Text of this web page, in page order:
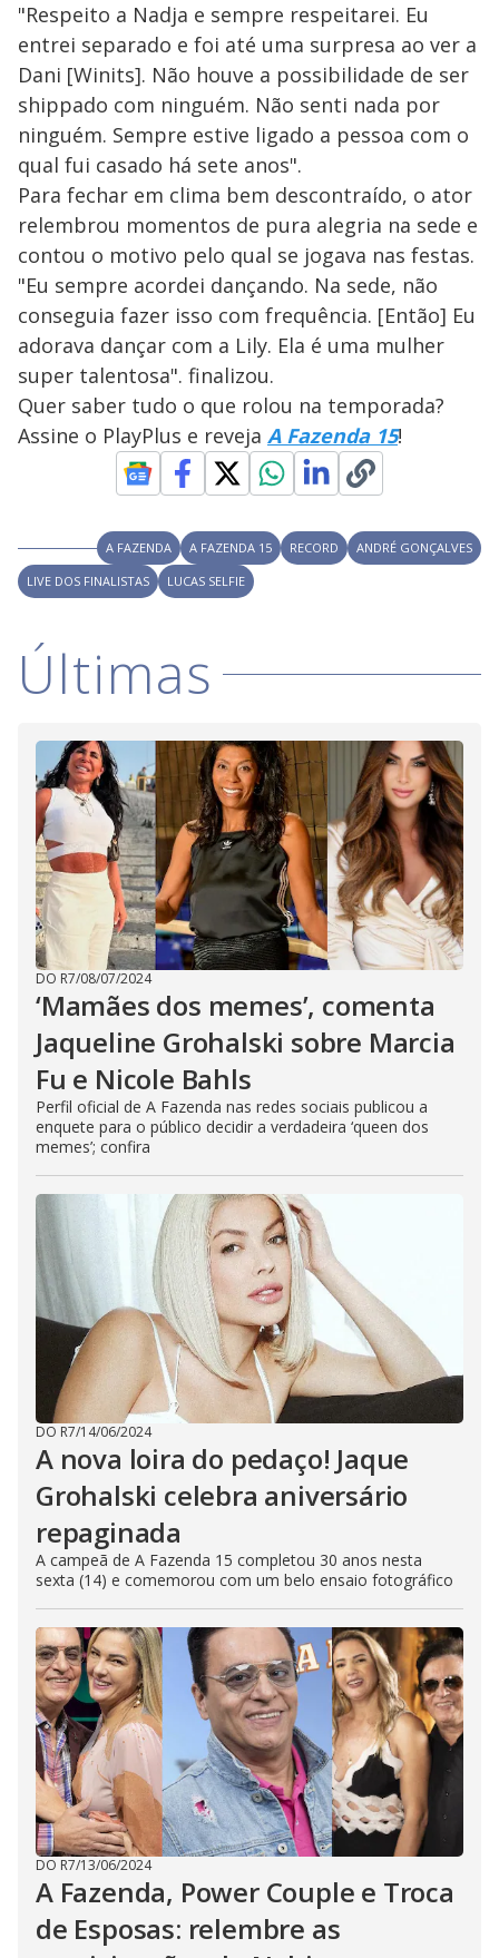
"Respeito a Nadja e sempre respeitarei. Eu
entrei separado e foi até uma surpresa ao ver a
Dani [Winits]. Não houve a possibilidade de ser
shippado com ninguém. Não senti nada por
ninguém. Sempre estive ligado a pessoa com o
qual fui casado há sete anos".
Para fechar em clima bem descontraído, o ator
relembrou momentos de pura alegria na sede e
contou o motivo pelo qual se jogava nas festas.
"Eu sempre acordei dançando. Na sede, não
conseguia fazer isso com frequência. [Então] Eu
adorava dançar com a Lily. Ela é uma mulher
super talentosa". finalizou.
Quer saber tudo o que rolou na temporada?
Assine o PlayPlus e reveja A Fazenda 15!
A FAZENDA A FAZENDA 15 RECORD
ANDRÉ GONÇALVES
LIVE DOS FINALISTAS
LUCAS SELFIE
Últimas
DO R7/08/07/2024
‘Mamães dos memes’, comenta
Jaqueline Grohalski sobre Marcia
Fu e Nicole Bahls
Perfil oficial de A Fazenda nas redes sociais publicou a
enquete para o público decidir a verdadeira ‘queen dos
memes’; confira
DO R7/14/06/2024
A nova loira do pedaço! Jaque
Grohalski celebra aniversário
repaginada
A campeã de A Fazenda 15 completou 30 anos nesta
sexta (14) e comemorou com um belo ensaio fotográfico
DO R7/13/06/2024
A Fazenda, Power Couple e Troca
de Esposas: relembre as